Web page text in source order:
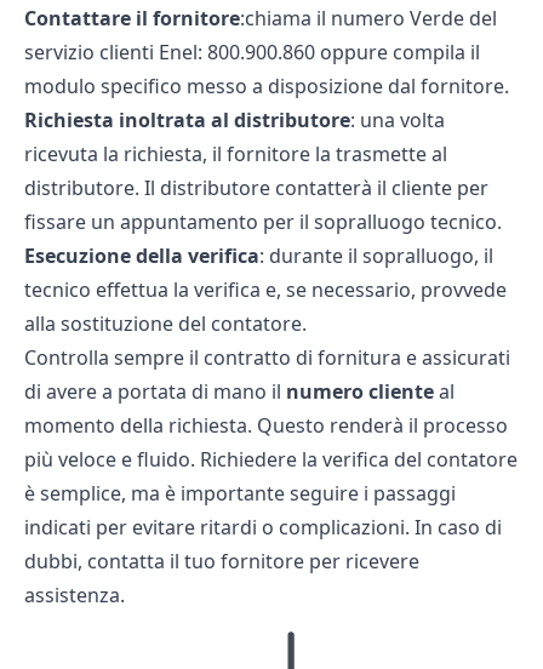
Contattare il fornitore:chiama il numero Verde del
servizio clienti Enel: 800.900.860 oppure compila il
modulo specifico messo a disposizione dal fornitore.
Richiesta inoltrata al distributore: una volta
ricevuta la richiesta, il fornitore la trasmette al
distributore. Il distributore contatterà il cliente per
fissare un appuntamento per il sopralluogo tecnico.
Esecuzione della verifica: durante il sopralluogo, il
tecnico effettua la verifica e, se necessario, provvede
alla sostituzione del contatore.
Controlla sempre il contratto di fornitura e assicurati
di avere a portata di mano il numero clienteal
momento della richiesta. Questo renderà il processo
più veloce e fluido. Richiedere la verifica del contatore
è semplice, ma è importante seguire i passaggi
indicati per evitare ritardi o complicazioni. In caso di
dubbi, contatta il tuo fornitore per ricevere
assistenza.